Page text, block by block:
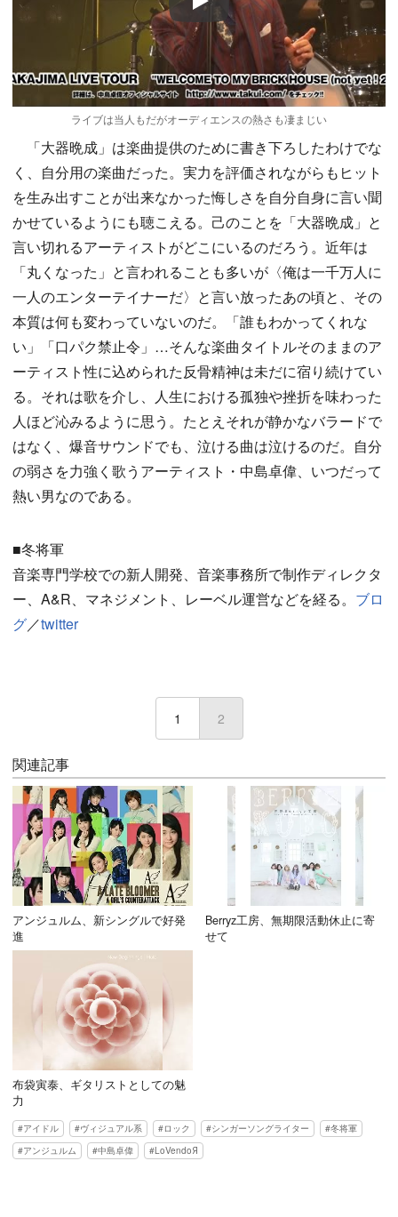
Play
ライブは当人もだがオーディエンスの熱さも凄まじい
「大器晩成」は楽曲提供のために書き下ろしたわけでな
く、自分用の楽曲だった。実力を評価されながらもヒット
を生み出すことが出来なかった悔しさを自分自身に言い聞
かせているようにも聴こえる。己のことを「大器晩成」と
言い切れるアーティストがどこにいるのだろう。近年は
「丸くなった」と言われることも多いが〈俺は一千万人に
一人のエンターテイナーだ〉と言い放ったあの頃と、その
本質は何も変わっていないのだ。「誰もわかってくれな
い」「口パク禁止令」…そんな楽曲タイトルそのままのア
ーティスト性に込められた反骨精神は未だに宿り続けてい
る。それは歌を介し、人生における孤独や挫折を味わった
人ほど沁みるように思う。たとえそれが静かなバラードで
はなく、爆音サウンドでも、泣ける曲は泣けるのだ。自分
の弱さを力強く歌うアーティスト・中島卓偉、いつだって
熱い男なのである。
■冬将軍
音楽専門学校での新人開発、音楽事務所で制作ディレクタ
ー、A&R、マネジメント、レーベル運営などを経る。 ブロ
グ／twitter
1 2
関連記事
アンジュルム、新シングルで好発
進
Berryz工房、無期限活動休止に寄
せて
布袋寅泰、ギタリストとしての魅
力
アイドル ヴィジュアル系 ロック シンガーソングライター
冬将軍
アンジュルム
中島卓偉 LoVendoЯ